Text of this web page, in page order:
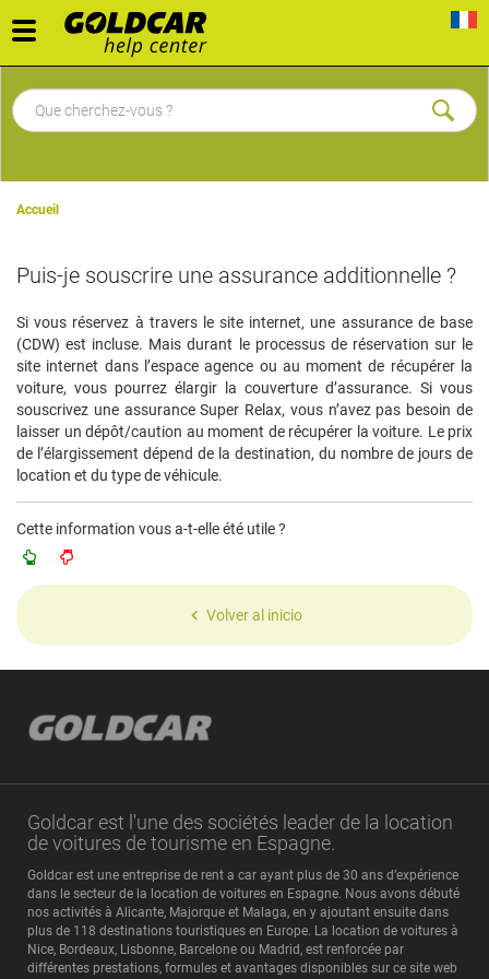
Toggle
navigation
Accueil
Puis-je souscrire une assurance additionnelle ?
Si vous réservez à travers le site internet, une assurance de base
(CDW) est incluse. Mais durant le processus de réservation sur le
site internet dans l’espace agence ou au moment de récupérer la
voiture, vous pourrez élargir la couverture d’assurance. Si vous
souscrivez une assurance Super Relax, vous n’avez pas besoin de
laisser un dépôt/caution au moment de récupérer la voiture. Le prix
de l’élargissement dépend de la destination, du nombre de jours de
location et du type de véhicule.
Cette information vous a-t-elle été utile ?
Volver al inicio
Goldcar est l'une des sociétés leader de la location
de voitures de tourisme en Espagne.
Goldcar est une entreprise de rent a car ayant plus de 30 ans d’expérience
dans le secteur de la location de voitures en Espagne. Nous avons débuté
nos activités à Alicante, Majorque et Malaga, en y ajoutant ensuite dans
plus de 118 destinations touristiques en Europe. La location de voitures à
Nice, Bordeaux, Lisbonne, Barcelone ou Madrid, est renforcée par
différentes prestations, formules et avantages disponibles sur ce site web